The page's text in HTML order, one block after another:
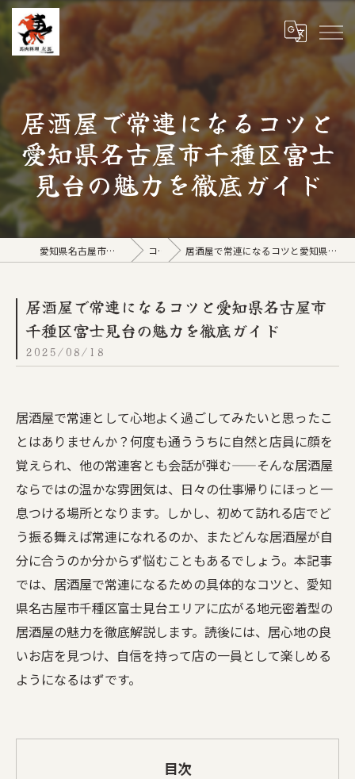
居酒屋で常連になるコツと
愛知県名古屋市千種区富士
見台の魅力を徹底ガイド
愛知県名古屋市の居酒屋なら馬肉料理 左馬 コラム 居酒屋で常連になるコツと愛知県名古屋市千種区富士見台の魅力を徹底ガイド
居酒屋で常連になるコツと愛知県名古屋市
千種区富士見台の魅力を徹底ガイド
2025/08/18
居酒屋で常連として心地よく過ごしてみたいと思ったこ
とはありませんか？何度も通ううちに自然と店員に顔を
覚えられ、他の常連客とも会話が弾む——そんな居酒屋
ならではの温かな雰囲気は、日々の仕事帰りにほっと一
息つける場所となります。しかし、初めて訪れる店でど
う振る舞えば常連になれるのか、またどんな居酒屋が自
分に合うのか分からず悩むこともあるでしょう。本記事
では、居酒屋で常連になるための具体的なコツと、愛知
県名古屋市千種区富士見台エリアに広がる地元密着型の
居酒屋の魅力を徹底解説します。読後には、居心地の良
いお店を見つけ、自信を持って店の一員として楽しめる
ようになるはずです。
目次